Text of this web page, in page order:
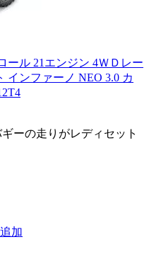
ール 21エンジン 4ＷＤレー
インファーノ NEO 3.0 カ
ーの走りがレディセット
加